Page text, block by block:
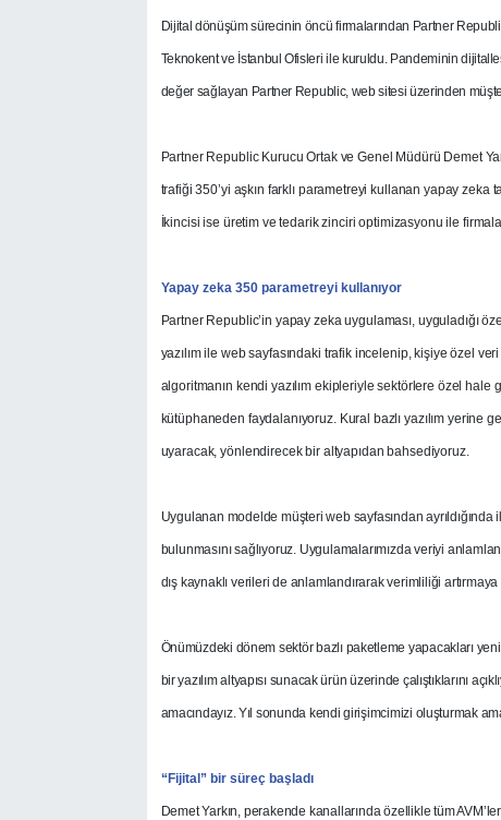
Dijital dönüşüm sürecinin öncü firmalarından Partner
Teknokent ve İstanbul Ofisleri ile kuruldu. Pandeminin
değer sağlayan Partner Republic, web sitesi üzerinden
Partner Republic Kurucu Ortak ve Genel Müdürü Demet
trafiği 350’yi aşkın farklı parametreyi kullanan yapay zeka
İkincisi ise üretim ve tedarik zinciri optimizasyonu ile
Yapay zeka 350 parametreyi kullanıyor
Partner Republic’in yapay zeka uygulaması, uyguladığı
yazılım ile web sayfasındaki trafik incelenip, kişiye özel
algoritmanın kendi yazılım ekipleriyle sektörlere özel
kütüphaneden faydalanıyoruz. Kural bazlı yazılım yerine
uyaracak, yönlendirecek bir altyapıdan bahsediyoruz.
Uygulanan modelde müşteri web sayfasından
bulunmasını sağlıyoruz. Uygulamalarımızda veriyi
dış kaynaklı verileri de anlamlandırarak verimliliği artırmaya
Önümüzdeki dönem sektör bazlı paketleme yapacakları
bir yazılım altyapısı sunacak ürün üzerinde çalıştıklarını
amacındayız. Yıl sonunda kendi girişimcimizi oluşturmak
“Fijital” bir süreç başladı
Demet Yarkın, perakende kanallarında özellikle tüm